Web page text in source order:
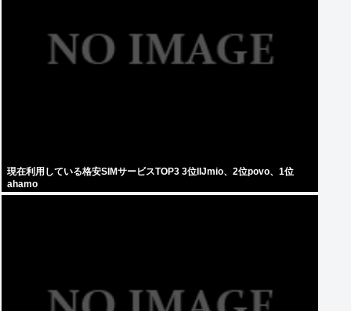
現在利用している格安SIMサービスTOP3 3位IIJmio、2位povo、1位
ahamo